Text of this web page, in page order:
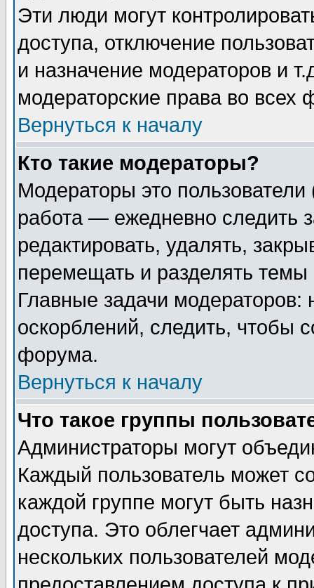
Эти люди могут
доступа, отключение
и назначение модераторов и
модераторские права во всех
Вернуться к началу
Кто такие модераторы?
Модераторы это
работа — ежедневно следить
редактировать, удалять,
перемещать и разделять
Главные задачи
оскорблений, следить, чтобы
форума.
Вернуться к началу
Что такое группы
Администраторы могут
Каждый пользователь может
каждой группе могут быть
доступа. Это облегчает
нескольких пользователей